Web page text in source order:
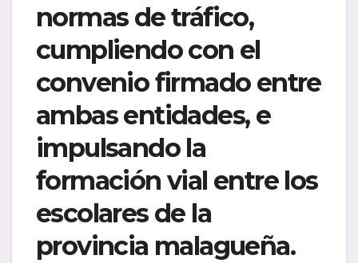
normas de tráfico,
cumpliendo con el
convenio firmado entre
ambas entidades, e
impulsando la
formación vial entre los
escolares de la
provincia malagueña.